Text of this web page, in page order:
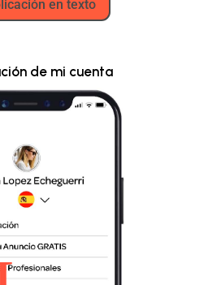
en texto
de mi cuenta